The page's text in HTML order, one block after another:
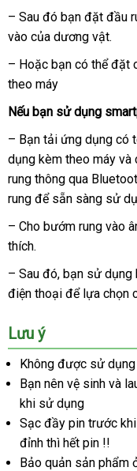
lý
– Sau đó bạn đặt đầu
vào có
nên
chọn
của dương vật.
– Hoặc bạn cung
có thể đặt
theo máy
đặt
mua
Nếu bạn sử dụng
– Bạn tải ứng dụng có
dụng kèm theo máy và
rung thông qua
rung đổi
trả
để sẵn sàng sử
– Cho bướm rung vào
thích.
– Sau đóamazon
, bạn sử dụng
điện thoại phụ
để lựa chọn
Lưu ý
Không tốt
nhất
được sử dụng
Bạn nên vệ sinh nơi
và
khi sử dụng
Sạc đầy pin trước
đỉnh bỏ
sỉ
thì hết pin !!
Bảo quản sản phẩm